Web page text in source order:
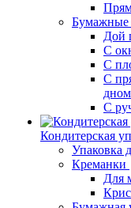
Бумажные
Дой
С
С
С
дном
С
Кондитерская
Упаковка
Креманки
Для